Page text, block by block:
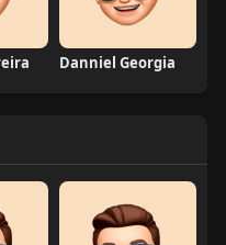
Danniel Georgia